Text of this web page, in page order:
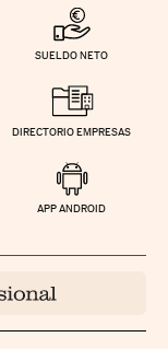
SUELDO NETO
DIRECTORIO EMPRESAS
APP ANDROID